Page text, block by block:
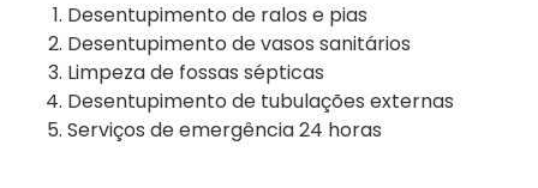
Desentupimento de ralos e pias
Desentupimento de vasos sanitários
Limpeza de fossas sépticas
Desentupimento de tubulações externas
Serviços de emergência 24 horas